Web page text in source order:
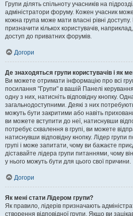
Групи ділять спільноту учасників на
адміністратори форуму. Кожен учасник
кожна група може мати власні рівні
призначити кількох користувачів,
доступ до приватних форумів.
Догори
Де знаходяться групи користувачів і як
Ви можете отримати інформацію про всі
посилання "Групи" в вашій Панелі
одну з них, натисніть відповідну кнопку.
загальнодоступними. Деякі з них
можуть бути закритими або навіть
ви можете вступити до неї, натиснувши
потребує схвалення в групі, ви можете
натиснувши відповідну кнопку. Лідер
групі і може запитати, чому ви бажаєте
діставайте лідера групи питаннями, чому
у нього можуть бути для цього свої причини.
Догори
Як мені стати Лідером групи?
Як правило, лідерів призначають
створення відповідної групи. Якщо ви